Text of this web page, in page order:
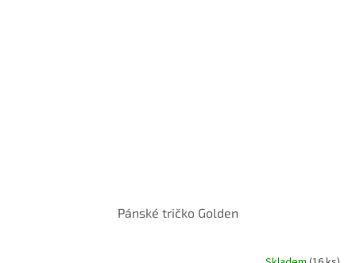
Pánské tričko Golden